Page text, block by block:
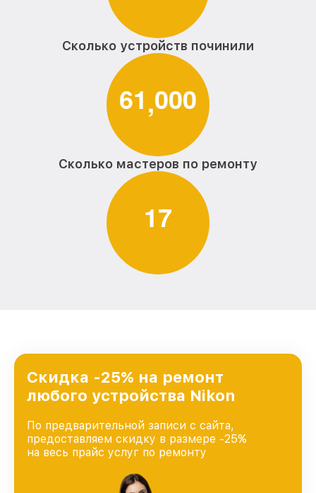
Сколько устройств починили
61,000
Сколько мастеров по ремонту
17
Скидка -25% на ремонт
любого устройства Nikon
По предварительной записи с сайта,
предоставляем скидку в размере -25%
на весь прайс услуг по ремонту